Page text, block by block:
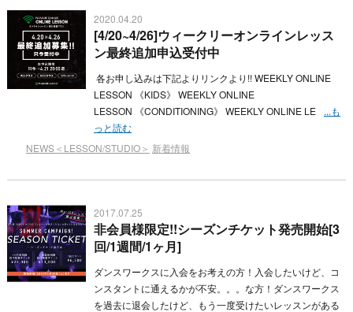
2020.04.20
[4/20~4/26]ウィークリーオンラインレッス
ン最終追加申込受付中
各お申し込みは下記よりリンクより!! WEEKLY ONLINE
LESSON 《KIDS》 WEEKLY ONLINE
LESSON 《CONDITIONING》 WEEKLY ONLINE LE
...も
っと読む
NEWS＜LESSON/STUDIO＞ 新着情報
2017.07.25
非会員様限定!!シーズンチケット発売開始[3
回/1週間/1ヶ月]
ダンスワークスに入会をお考えの方！入会したいけど、コ
ンスタントに通えるかが不安。。。な方！ダンスワークス
を過去に退会したけど、もう一度受けたいレッスンがある